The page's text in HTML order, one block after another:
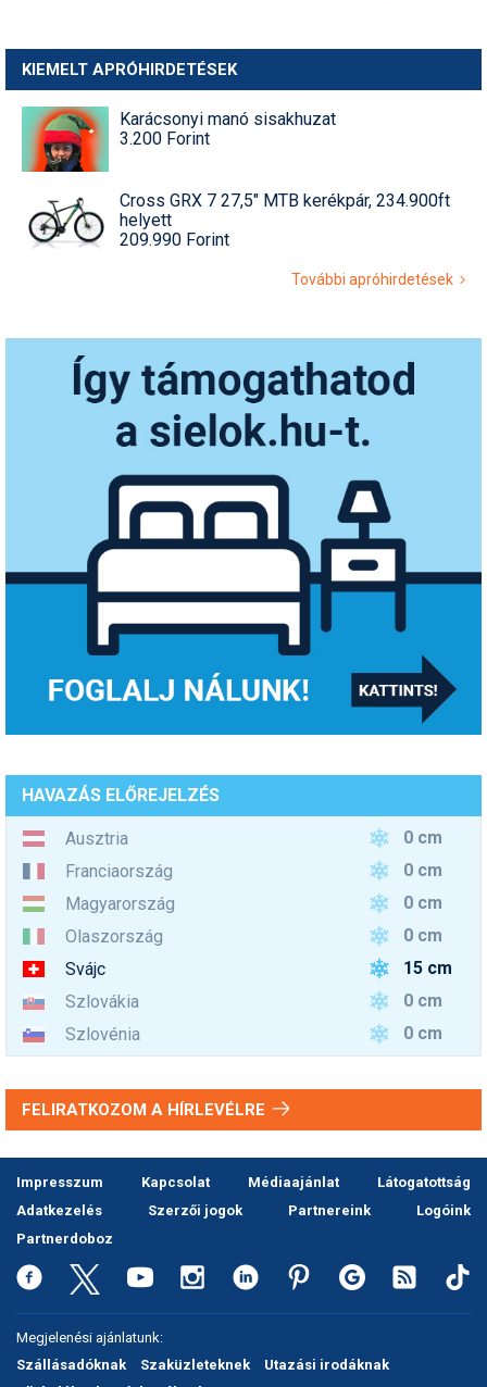
KIEMELT APRÓHIRDETÉSEK
Karácsonyi manó sisakhuzat
3.200 Forint
Cross GRX 7 27,5" MTB kerékpár, 234.900ft
helyett
209.990 Forint
További apróhirdetések
HAVAZÁS ELŐREJELZÉS
Ausztria
0 cm
Franciaország
0 cm
Magyarország
0 cm
Olaszország
0 cm
Svájc
15 cm
Szlovákia
0 cm
Szlovénia
0 cm
FELIRATKOZOM A HÍRLEVÉLRE
Impresszum Kapcsolat Médiaajánlat
Látogatottság
Adatkezelés
Szerzői jogok Partnereink
Logóink
Partnerdoboz
Megjelenési ajánlatunk:
Szállásadóknak
Szaküzleteknek
Utazási irodáknak